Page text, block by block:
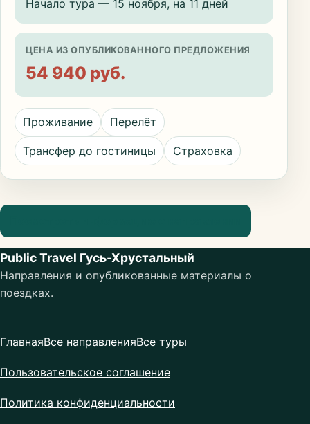
Начало тура — 15 ноября, на 11 дней
ЦЕНА ИЗ ОПУБЛИКОВАННОГО ПРЕДЛОЖЕНИЯ
54 940 руб.
Проживание Перелёт
Трансфер до гостиницы Страховка
Public Travel Гусь-Хрустальный
Направления и опубликованные материалы о
поездках.
ГлавнаяВсе направленияВсе туры
Пользовательское соглашение
Политика конфиденциальности